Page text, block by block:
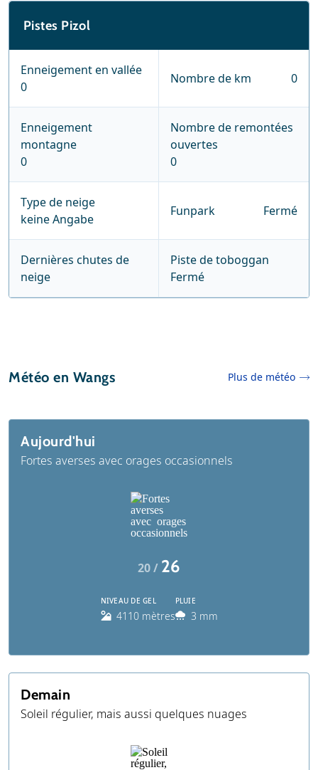
Pistes Pizol
Enneigement en vallée
0
Nombre de km 0
Enneigement
montagne
0
Nombre de remontées
ouvertes
0
Type de neige
keine Angabe
Funpark Fermé
Dernières chutes de
neige
Piste de toboggan
Fermé
Météo en Wangs Plus de météo
Aujourd'hui
Fortes averses avec orages occasionnels
20 / 26
NIVEAU DE GEL
4110 mètres
PLUIE
3 mm
Demain
Soleil régulier, mais aussi quelques nuages